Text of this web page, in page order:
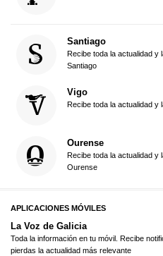
Santiago
Recibe toda la actualidad y
Santiago
Vigo
Recibe toda la actualidad y
Ourense
Recibe toda la actualidad y
Ourense
APLICACIONES MÓVILES
La Voz de Galicia
Toda la información en tu móvil. Recibe
pierdas la actualidad más relevante